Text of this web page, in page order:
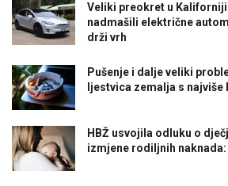
Veliki preokret u
nadmašili električne
drži vrh
Pušenje i dalje veliki
ljestvica zemalja s
HBŽ usvojila odluku o
izmjene rodiljnih